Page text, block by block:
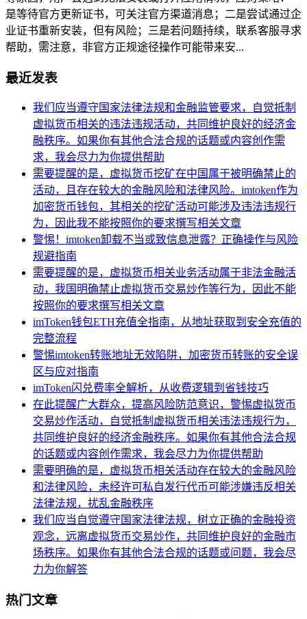
是等待官方更新证书，可关注官方渠道消息；二是尝试通过企
业证书重新安装，但有风险；三是若问题持续，联系客服寻求
帮助，需注意，非官方正规途径操作可能带来安...
最近发表
我们应当遵守国家法律法规和金融监管要求，自觉抵制
虚拟货币相关的违法违规活动，共同维护良好的经济金
融秩序。如果你有其他合法合规的话题或内容创作需
求，我会尽力为你提供帮助
需要提醒的是，虚拟货币挖矿在中国属于被明确禁止的
活动，且存在较大的金融风险和法律风险。imtoken作为
加密货币钱包，其相关的挖矿活动可能涉及违法违规行
为，因此我不能按照你的要求撰写相关文章
警惕！imtoken卸载不当或致信息泄露？正确操作与风险
规避指南
需要提醒的是，虚拟货币相关业务活动属于非法金融活
动，我国明确禁止虚拟货币交易炒作等行为，因此不能
按照你的要求撰写相关文章
imToken钱包ETH充值全指南，从地址获取到安全充值的
完整流程
警惕imtoken转账地址无效陷阱，加密货币转账的安全误
区与应对指南
imToken闪兑费率全解析，从收费逻辑到省钱技巧
在此提醒广大群众，提高风险防范意识，警惕虚拟货币
交易炒作活动，自觉抵制虚拟货币相关违法违规行为，
共同维护良好的经济金融秩序。如果你有其他合法合规
的话题或内容创作需求，我会尽力为你提供帮助
需要明确的是，虚拟货币相关活动存在较大的金融风险
和法律风险，未经许可私自发行代币可能涉嫌违反相关
法律法规，扰乱金融秩序
我们应当自觉遵守国家法律法规，树立正确的金融投资
观念，远离虚拟货币交易炒作，共同维护良好的金融市
场秩序。如果你有其他合法合规的话题或问题，我会尽
力为你解答
热门文章